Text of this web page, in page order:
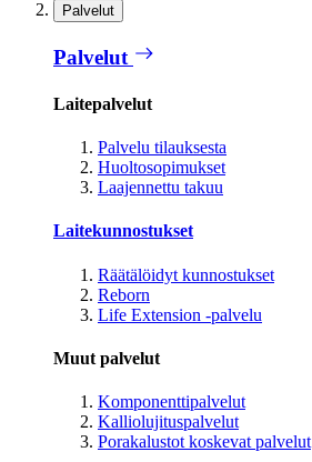
Palvelut
Palvelut
Laitepalvelut
Palvelu tilauksesta
Huoltosopimukset
Laajennettu takuu
Laitekunnostukset
Räätälöidyt kunnostukset
Reborn
Life Extension -palvelu
Muut palvelut
Komponenttipalvelut
Kalliolujituspalvelut
Porakalustot koskevat palvelut